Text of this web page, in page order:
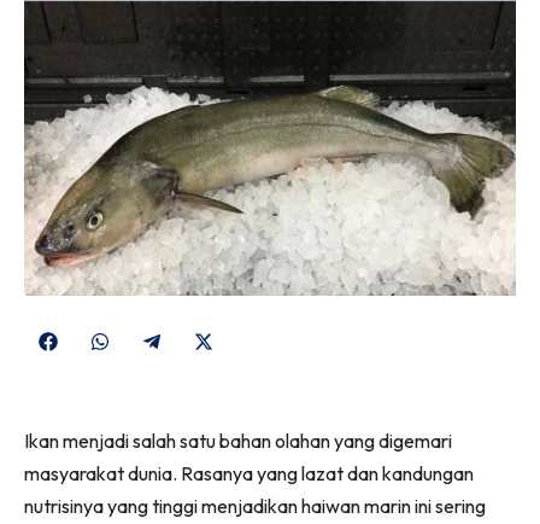
Share
Share
Share
(Twitter)
Ikan menjadi salah satu bahan olahan yang digemari
masyarakat dunia. Rasanya yang lazat dan kandungan
nutrisinya yang tinggi menjadikan haiwan marin ini sering